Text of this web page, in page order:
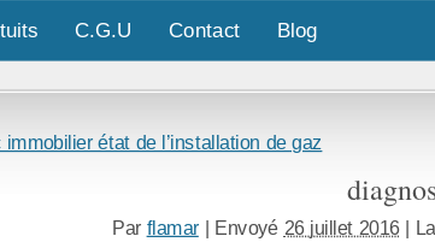
C.G.U Contact Blog
état de l’installation de gaz
Par flamar | Envoyé 26 juillet 2016 |